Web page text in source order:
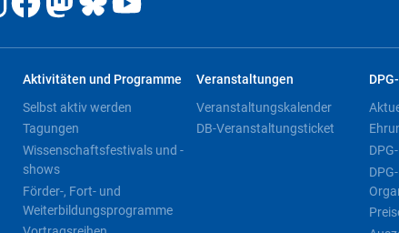
Aktivitäten und Programme
Selbst aktiv werden
Tagungen
Wissenschaftsfestivals und -
shows
Förder-, Fort- und
Weiterbildungsprogramme
Veranstaltungen
Veranstaltungskalender
DB-Veranstaltungsticket